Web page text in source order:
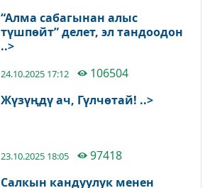
“Алма сабагынан алыс
түшпөйт” делет, эл тандоодон
..>
24.10.2025 17:12
106504
Жүзүңдү ач, Гүлчөтай! ..>
23.10.2025 18:05
97418
Салкын кандуулук менен